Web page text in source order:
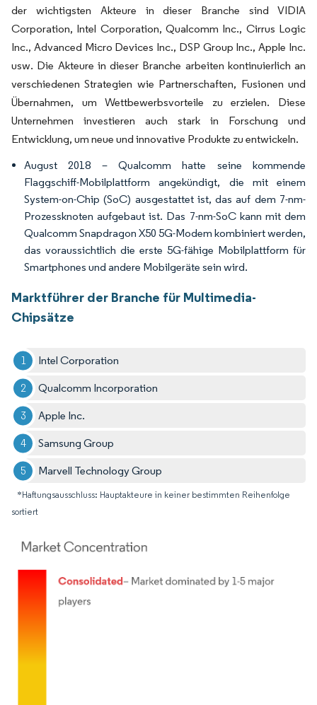
der wichtigsten Akteure in dieser Branche sind VIDIA
Corporation, Intel Corporation, Qualcomm Inc., Cirrus Logic
Inc., Advanced Micro Devices Inc., DSP Group Inc., Apple Inc.
usw. Die Akteure in dieser Branche arbeiten kontinuierlich an
verschiedenen Strategien wie Partnerschaften, Fusionen und
Übernahmen, um Wettbewerbsvorteile zu erzielen. Diese
Unternehmen investieren auch stark in Forschung und
Entwicklung, um neue und innovative Produkte zu entwickeln.
August 2018 – Qualcomm hatte seine kommende
Flaggschiff-Mobilplattform angekündigt, die mit einem
System-on-Chip (SoC) ausgestattet ist, das auf dem 7-nm-
Prozessknoten aufgebaut ist. Das 7-nm-SoC kann mit dem
Qualcomm Snapdragon X50 5G-Modem kombiniert werden,
das voraussichtlich die erste 5G-fähige Mobilplattform für
Smartphones und andere Mobilgeräte sein wird.
Marktführer der Branche für Multimedia-
Chipsätze
Intel Corporation
Qualcomm Incorporation
Apple Inc.
Samsung Group
Marvell Technology Group
*Haftungsausschluss: Hauptakteure in keiner bestimmten Reihenfolge
sortiert